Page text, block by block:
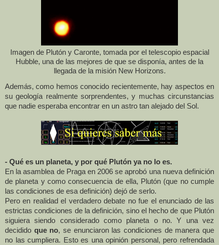
Imagen de Plutón y Caronte, tomada por el telescopio espacial
Hubble, una de las mejores de que se disponía, antes de la
llegada de la misión New Horizons.
Además, como hemos conocido recientemente, hay aspectos en
su geología realmente sorprendentes, y muchas circunstancias
que nadie esperaba encontrar en un astro tan alejado del Sol.
- Qué es un planeta, y por qué Plutón ya no lo es.
En la asamblea de Praga en 2006 se aprobó una nueva definición
de planeta y como consecuencia de ella, Plutón (que no cumple
las condiciones de esa definición) dejó de serlo.
Pero en realidad el verdadero debate no fue el enunciado de las
estrictas condiciones de la definición, sino el hecho de que Plutón
siguiera siendo considerado como planeta o no. Y una vez
decidido que no, se enunciaron las condiciones de manera que
no las cumpliera. Esto es una opinión personal, pero refrendada